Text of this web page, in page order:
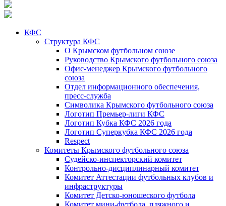
КФС
Структура КФС
О Крымском футбольном союзе
Руководство Крымского футбольного союза
Офис-менеджер Крымского футбольного
союза
Отдел информационного обеспечения,
пресс-служба
Символика Крымского футбольного союза
Логотип Премьер-лиги КФС
Логотип Кубка КФС 2026 года
Логотип Суперкубка КФС 2026 года
Respect
Комитеты Крымского футбольного союза
Судейско-инспекторский комитет
Контрольно-дисциплинарный комитет
Комитет Аттестации футбольных клубов и
инфраструктуры
Комитет Детско-юношеского футбола
Комитет мини-футбола, пляжного и